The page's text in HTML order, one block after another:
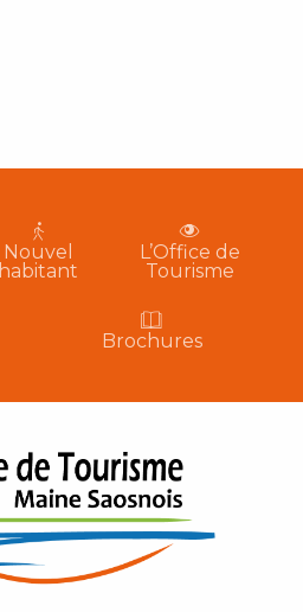
Nouvel
habitant
L’Office de
Tourisme
Brochures